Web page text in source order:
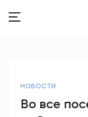
НОВОСТИ
Во все